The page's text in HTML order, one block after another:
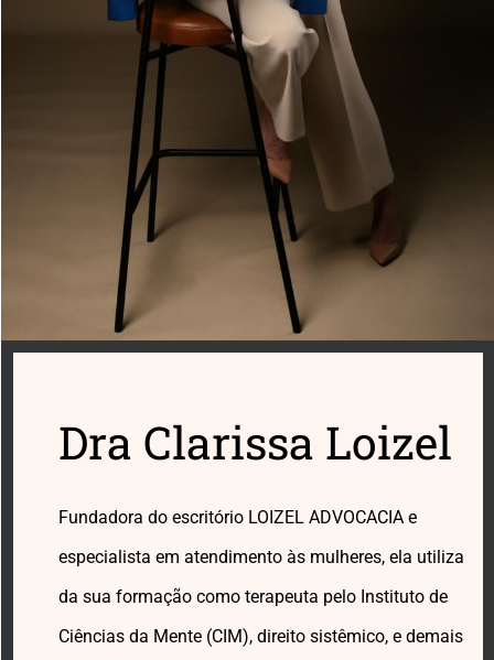
Dra Clarissa Loizel
Fundadora do escritório LOIZEL ADVOCACIA e
especialista em atendimento às mulheres, ela utiliza
da sua formação como terapeuta pelo Instituto de
Ciências da Mente (CIM), direito sistêmico, e demais